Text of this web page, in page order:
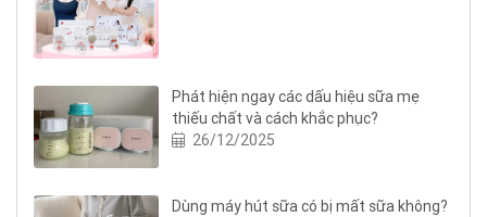
Phát hiện ngay các dấu hiệu sữa mẹ
thiếu chất và cách khắc phục?
26/12/2025
Dùng máy hút sữa có bị mất sữa không?